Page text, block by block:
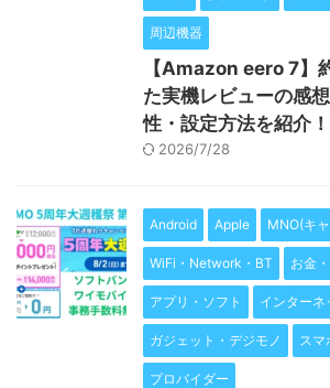
周辺機器
【Amazon eero 7】
た実機レビューの感
性・設定方法を紹介！
2026/7/28
Android Apple MNO(キ
WiFi・Network・BT お金
アプリ・ソフト インターネ
ガジェット・デジモノ スマ
プロバイダー